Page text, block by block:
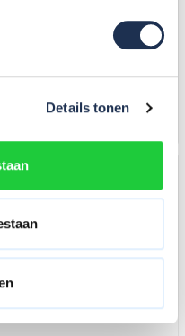
Details tonen
Op voorraad
In mijn winkelwagen